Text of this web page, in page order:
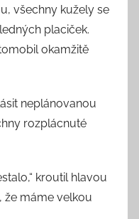
všechny kužely se
placiček.
okamžitě
neplánovanou
rozplácnuté
kroutil hlavou
že máme velkou